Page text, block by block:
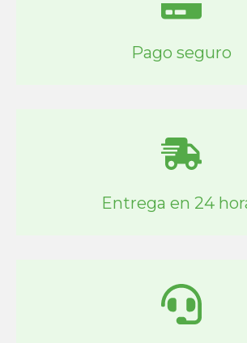
Pago seguro
Entrega en 24